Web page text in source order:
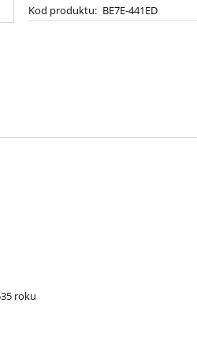
Kod produktu: BE7E-441ED
roku